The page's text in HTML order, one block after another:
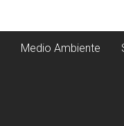
Medio Ambiente